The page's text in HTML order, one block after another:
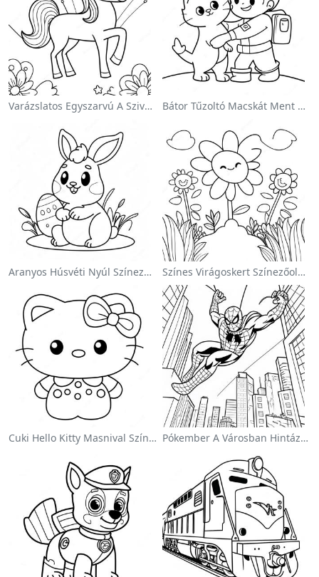
Varázslatos Egyszarvú A Szivárvány Színezőoldalon Bátor Tűzoltó Macskát Ment Színezőlap
Aranyos Húsvéti Nyúl Színezőoldalon Színes Virágoskert Színezőoldalon
Cuki Hello Kitty Masnival Színezőlap Pókember A Városban Hintázva Színezőlap